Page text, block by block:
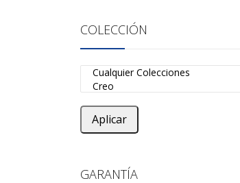
COLECCIÓN
Aplicar
GARANTÍA